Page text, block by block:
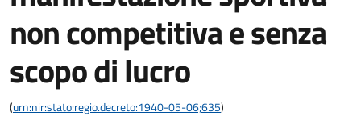
non competitiva e senza
scopo di lucro
(urn:nir:stato:regio.decreto:1940-05-06;635)